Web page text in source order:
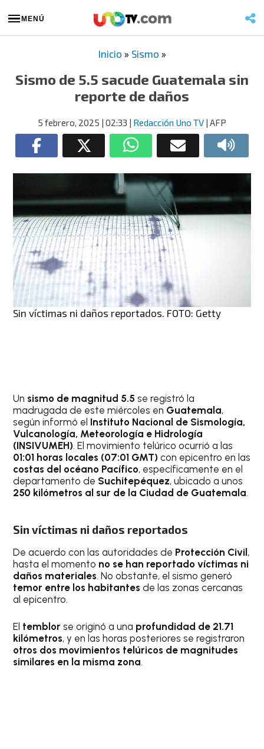
MENÚ
Inicio » Sismo »
Sismo de 5.5 sacude Guatemala sin
reporte de daños
5 febrero, 2025 | 02:33 | Redacción Uno TV | AFP
Sin víctimas ni daños reportados. FOTO: Getty
Un sismo de magnitud 5.5 se registró la
madrugada de este miércoles en Guatemala,
según informó el Instituto Nacional de Sismología,
Vulcanología, Meteorología e Hidrología
(INSIVUMEH). El movimiento telúrico ocurrió a las
01:01 horas locales (07:01 GMT) con epicentro en las
costas del océano Pacífico, específicamente en el
departamento de Suchitepéquez, ubicado a unos
250 kilómetros al sur de la Ciudad de Guatemala.
Sin víctimas ni daños reportados
De acuerdo con las autoridades de Protección Civil ,
hasta el momento no se han reportado víctimas ni
daños materiales. No obstante, el sismo generó
temor entre los habitantes de las zonas cercanas
al epicentro.
El temblor se originó a una profundidad de 21.71
kilómetros, y en las horas posteriores se registraron
otros dos movimientos telúricos de magnitudes
similares en la misma zona.